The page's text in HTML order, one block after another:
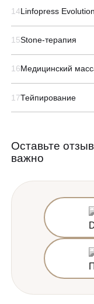
14Linfopress Evolution
15Stone-терапия
16Медицинский
17Тейпирование
Оставьте
важно